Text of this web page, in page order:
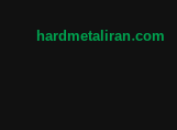
hardmetaliran.com